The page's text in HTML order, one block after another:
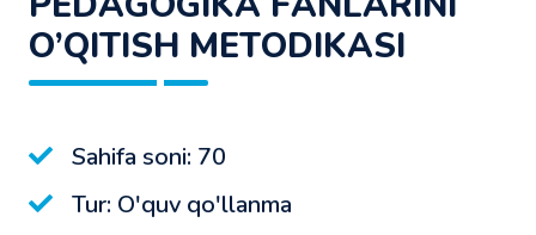
O’QITISH MЕTОDIKАSI
Sahifa soni: 70
Tur: O'quv qo'llanma